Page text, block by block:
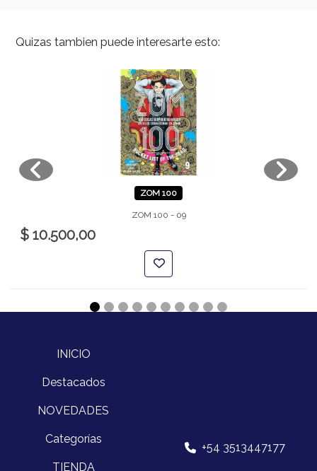
Quizas tambien puede interesarte esto:
ZOM 100
ZOM 100 - 09
$ 10.500,00
INICIO
Destacados
NOVEDADES
Categorías
TIENDA
+54 3513447177